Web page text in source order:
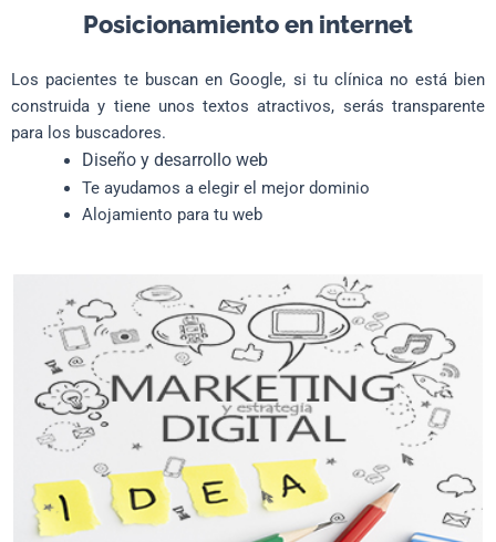
Posicionamiento en internet
Los pacientes te buscan en Google, si tu clínica no está bien
construida y tiene unos textos atractivos, serás transparente
para los buscadores.
Diseño y desarrollo web
Te ayudamos a elegir el mejor dominio
Alojamiento para tu web